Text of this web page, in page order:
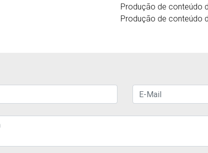
Produção de conteúdo
Produção de conteúdo